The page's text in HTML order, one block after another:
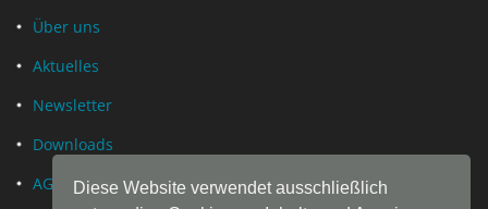
Diese Website verwendet ausschließlich
Über uns
Aktuelles
Newsletter
Downloads
AGB